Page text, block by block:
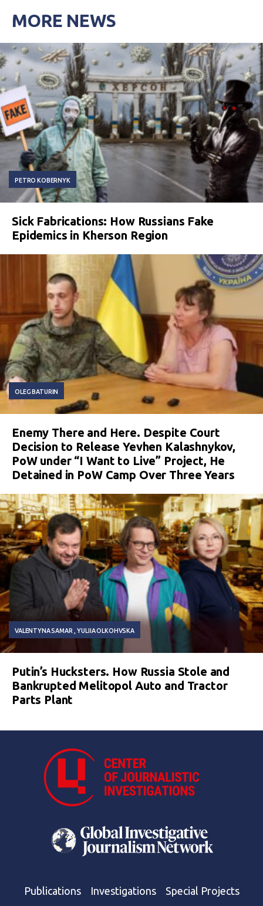
MORE NEWS
PETRO KOBERNYK
Sick Fabrications: How Russians Fake
Epidemics in Kherson Region
OLEG BATURIN
Enemy There and Here. Despite Court
Decision to Release Yevhen Kalashnykov,
PoW under “I Want to Live” Project, He
Detained in PoW Camp Over Three Years
VALENTYNA SAMAR YULIIA OLKOHVSKA
Putin’s Hucksters. How Russia Stole and
Bankrupted Melitopol Auto and Tractor
Parts Plant
Publications Investigations Special Projects